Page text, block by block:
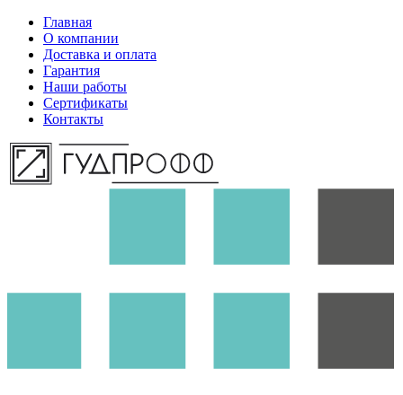
Главная
О компании
Доставка и оплата
Гарантия
Наши работы
Сертификаты
Контакты